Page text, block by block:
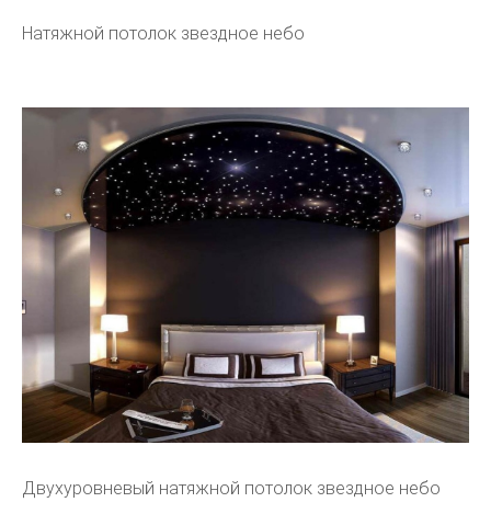
Натяжной потолок звездное небо
Двухуровневый натяжной потолок звездное небо